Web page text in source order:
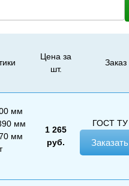
Цена за
шт.
Заказ
мм
мм
мм
1 265
руб.
ГОСТ ТУ
Заказать